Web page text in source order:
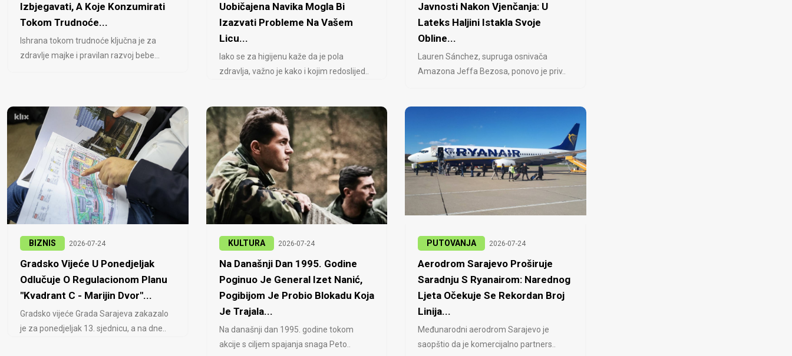
Izbjegavati, A Koje Konzumirati
Tokom Trudnoće...
Ishrana tokom trudnoće ključna je za
zdravlje majke i pravilan razvoj bebe...
Uobičajena Navika Mogla Bi
Izazvati Probleme Na Vašem
Licu...
Iako se za higijenu kaže da je pola
zdravlja, važno je kako i kojim redoslijed..
Javnosti Nakon Vjenčanja: U
Lateks Haljini Istakla Svoje
Obline...
Lauren Sánchez, supruga osnivača
Amazona Jeffa Bezosa, ponovo je priv..
BIZNIS 2026-07-24
Gradsko Vijeće U Ponedjeljak
Odlučuje O Regulacionom Planu
"Kvadrant C - Marijin Dvor"...
Gradsko vijeće Grada Sarajeva zakazalo
je za ponedjeljak 13. sjednicu, a na dne..
KULTURA 2026-07-24
Na Današnji Dan 1995. Godine
Poginuo Je General Izet Nanić,
Pogibijom Je Probio Blokadu Koja
Je Trajala...
Na današnji dan 1995. godine tokom
akcije s ciljem spajanja snaga Peto..
PUTOVANJA 2026-07-24
Aerodrom Sarajevo Proširuje
Saradnju S Ryanairom: Narednog
Ljeta Očekuje Se Rekordan Broj
Linija...
Međunarodni aerodrom Sarajevo je
saopštio da je komercijalno partners..